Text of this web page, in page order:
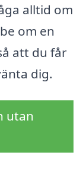
alltid om
om en
att du får
dig.
utan